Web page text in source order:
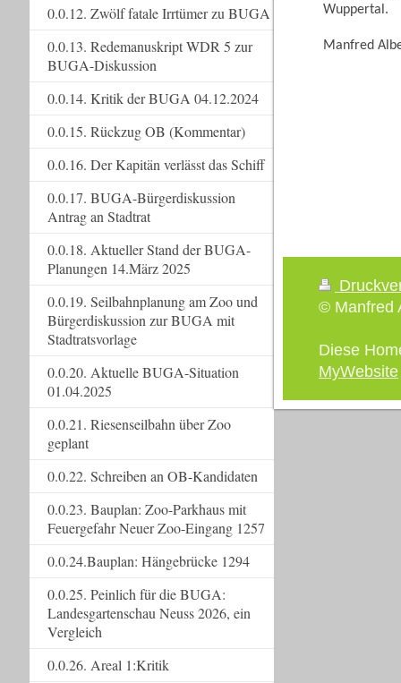
Wuppertal.
Manfred
© Manfred
Diese
MyWebsite
0.0.12. Zwölf fatale Irrtümer zu BUGA
0.0.13. Redemanuskript WDR 5 zur
BUGA-Diskussion
0.0.14. Kritik der BUGA 04.12.2024
0.0.15. Rückzug OB (Kommentar)
0.0.16. Der Kapitän verlässt das Schiff
0.0.17. BUGA-Bürgerdiskussion
Antrag an Stadtrat
0.0.18. Aktueller Stand der BUGA-
Planungen 14.März 2025
0.0.19. Seilbahnplanung am Zoo und
Bürgerdiskussion zur BUGA mit
Stadtratsvorlage
0.0.20. Aktuelle BUGA-Situation
01.04.2025
0.0.21. Riesenseilbahn über Zoo
geplant
0.0.22. Schreiben an OB-Kandidaten
0.0.23. Bauplan: Zoo-Parkhaus mit
Feuergefahr Neuer Zoo-Eingang 1257
0.0.24.Bauplan: Hängebrücke 1294
0.0.25. Peinlich für die BUGA:
Landesgartenschau Neuss 2026, ein
Vergleich
0.0.26. Areal 1:Kritik